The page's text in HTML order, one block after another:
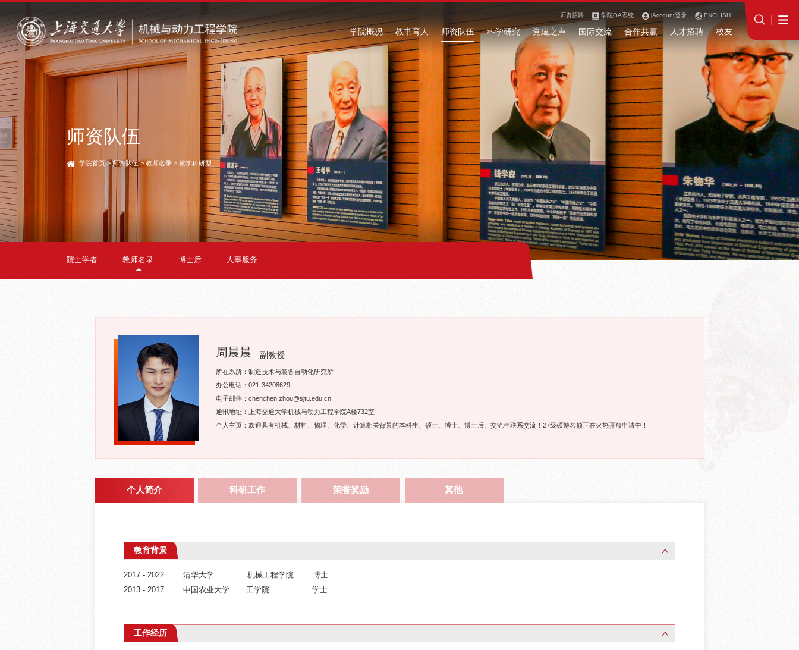
师资招聘 学院OA系统 jAccount登录 ENGLISH
学院概况 教书育人 师资队伍 科学研究 党建之声 国际交流 合作共赢 人才招聘 校友
师资队伍
学院首页>师资队伍>教师名录 > 教学科研型
院士学者 教师名录 博士后 人事服务
周晨晨 副教授
所在系所：制造技术与装备自动化研究所
办公电话：021-34208629
电子邮件：chenchen.zhou@sjtu.edu.cn
通讯地址：上海交通大学机械与动力工程学院A楼732室
个人主页：欢迎具有机械、材料、物理、化学、计算相关背景的本科生、硕士、博士、博士后、交流生联系交流！27级硕博名额正在火热开放申请中！
个人简介 科研工作 荣誉奖励 其他
教育背景
2017 - 2022 清华大学 机械工程学院 博士
2013 - 2017 中国农业大学 工学院 学士
工作经历